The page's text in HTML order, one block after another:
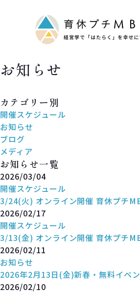
お知らせ
カテゴリー別
開催スケジュール
お知らせ
ブログ
メディア
お知らせ一覧
2026/03/04
開催スケジュール
3/24(火) オンライン開催 育休プチ
2026/02/17
開催スケジュール
3/13(金) オンライン開催 育休プチ
2026/02/11
お知らせ
2026年2月13日(金)新春・無料イベ
2026/02/10